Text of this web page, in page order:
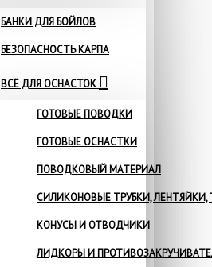
БАНКИ ДЛЯ БОЙЛОВ
БЕЗОПАСНОСТЬ КАРПА
ВСЁ ДЛЯ ОСНАСТОК
ГОТОВЫЕ ПОВОДКИ
ГОТОВЫЕ ОСНАСТКИ
ПОВОДКОВЫЙ МАТЕРИАЛ
СИЛИКОНОВЫЕ ТРУБКИ,
КОНУСЫ И ОТВОДЧИКИ
ЛИДКОРЫ И